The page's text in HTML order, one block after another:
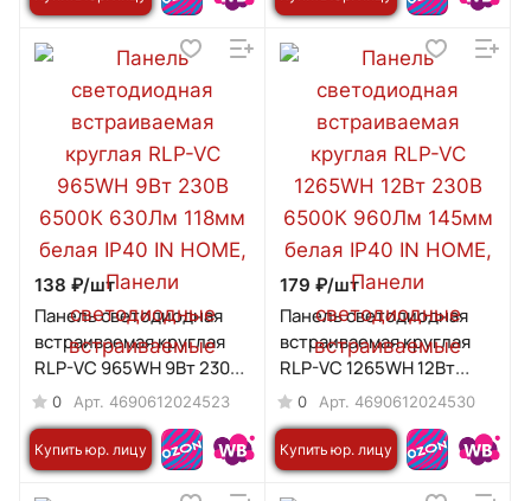
138 ₽/шт
Панель светодиодная
встраиваемая круглая
RLP-VC 965WH 9Вт 230В
6500К 630Лм 118мм
белая IP40 IN HOME
0 Арт. 4690612024523
Купить юр. лицу
179 ₽/шт
Панель светодиодная
встраиваемая круглая
RLP-VC 1265WH 12Вт
230В 6500К 960Лм 145мм
белая IP40 IN HOME
0 Арт. 4690612024530
Купить юр. лицу